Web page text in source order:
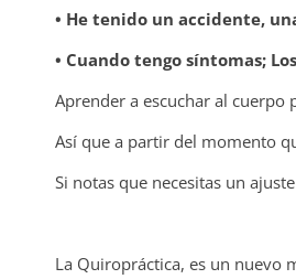
• He tenido un accidente,
• Cuando tengo síntomas;
Aprender a escuchar al
Así que a partir del momento
Si notas que necesitas un ajuste
La Quiropráctica, es un nuevo